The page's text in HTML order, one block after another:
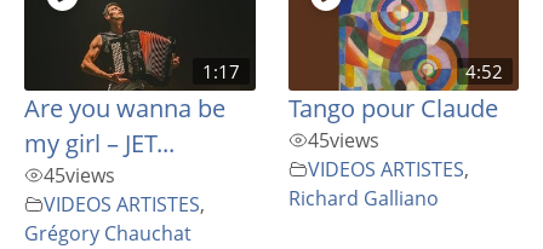
1:17
Are you wanna be
my girl – JET...
45views
VIDEOS ARTISTES,
Grégory Chauchat
4:52
Tango pour Claude
45views
VIDEOS ARTISTES,
Richard Galliano